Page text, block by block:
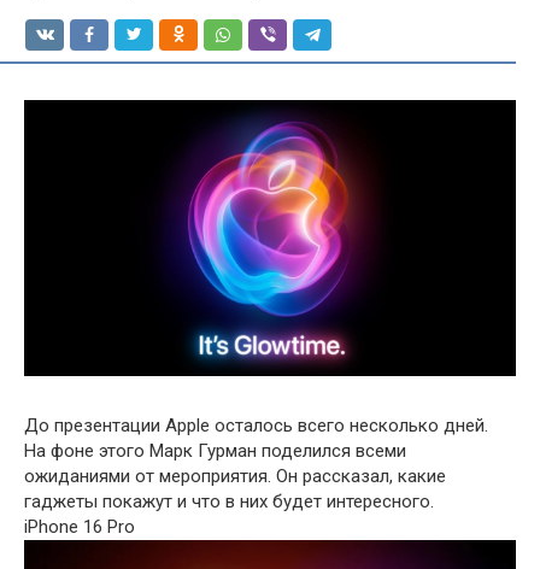
До презентации Apple осталось всего несколько дней.
На фоне этого Марк Гурман поделился всеми
ожиданиями от мероприятия. Он рассказал, какие
гаджеты покажут и что в них будет интересного.
iPhone 16 Pro